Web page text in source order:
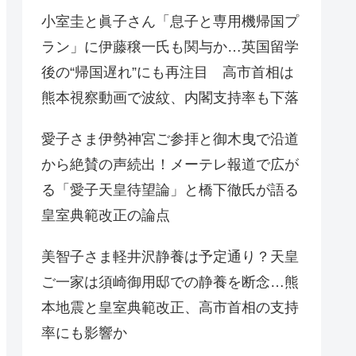
小室圭と眞子さん「息子と専用機帰国プ
ラン」に伊藤穣一氏も関与か…英国留学
後の“帰国遅れ”にも再注目 高市首相は
熊本視察動画で波紋、内閣支持率も下落
愛子さま伊勢神宮ご参拝と御木曳で沿道
から絶賛の声続出！メーテレ報道で広が
る「愛子天皇待望論」と橋下徹氏が語る
皇室典範改正の論点
美智子さま軽井沢静養は予定通り？天皇
ご一家は須崎御用邸での静養を断念…熊
本地震と皇室典範改正、高市首相の支持
率にも影響か